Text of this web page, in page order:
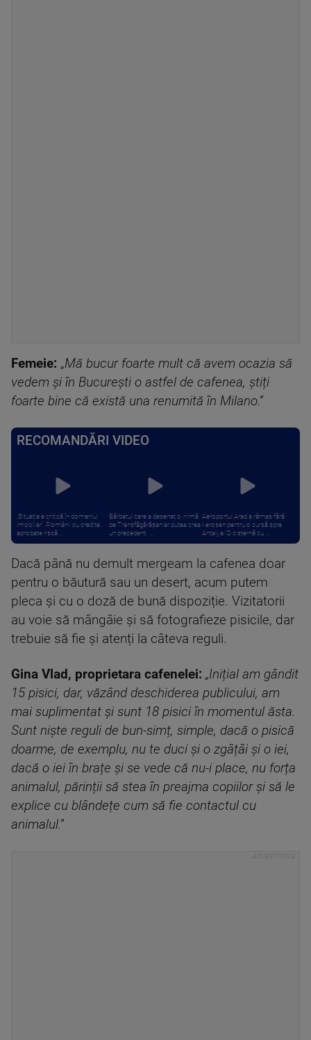
Femeie: „Mă bucur foarte mult că avem ocazia să
vedem și în București o astfel de cafenea, știți
foarte bine că există una renumită în Milano.”
RECOMANDĂRI VIDEO
„Situația e critică în domeniul
imobiliar”. Românii cu credite
aprobate riscă ...
Bărbatul care a desenat o inimă
pe Transfăgărășan ar putea crea
un precedent. ...
Aeroportul Arad a rămas fără
kerosen pentru o cursă spre
Antalya. O cisternă cu ...
Dacă până nu demult mergeam la cafenea doar
pentru o băutură sau un desert, acum putem
pleca și cu o doză de bună dispoziție. Vizitatorii
au voie să mângâie și să fotografieze pisicile, dar
trebuie să fie și atenți la câteva reguli.
Gina Vlad, proprietara cafenelei: „Inițial am gândit
15 pisici, dar, văzând deschiderea publicului, am
mai suplimentat și sunt 18 pisici în momentul ăsta.
Sunt niște reguli de bun-simț, simple, dacă o pisică
doarme, de exemplu, nu te duci și o zgâțâi și o iei,
dacă o iei în brațe și se vede că nu-i place, nu forța
animalul, părinții să stea în preajma copiilor și să le
explice cu blândețe cum să fie contactul cu
animalul.”